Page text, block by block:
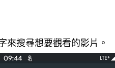
來搜尋想要觀看的影片。